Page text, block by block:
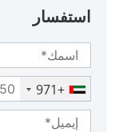
استفسار
+971